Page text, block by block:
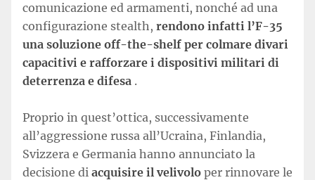
comunicazione ed armamenti, nonché ad una
configurazione stealth, rendono infatti l’F-35
una soluzione off-the-shelf per colmare divari
capacitivi e rafforzare i dispositivi militari di
deterrenza e difesa .
Proprio in quest’ottica, successivamente
all’aggressione russa all’Ucraina, Finlandia,
Svizzera e Germania hanno annunciato la
decisione di acquisire il velivolo per rinnovare le